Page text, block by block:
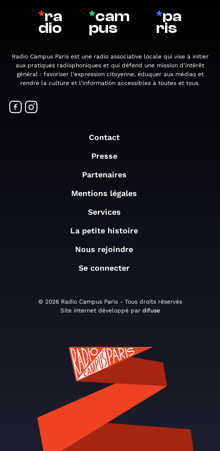
*ra
dio
*cam
pus
*pa
ris
Radio Campus Paris est une radio associative locale qui vise à initier
aux pratiques radiophoniques et qui défend une mission d'intérêt
général : favoriser l'expression citoyenne, éduquer aux médias et
rendre la culture et l'information accessibles à toutes et tous.
Contact
Presse
Partenaires
Mentions légales
Services
La petite histoire
Nous rejoindre
Se connecter
© 2026 Radio Campus Paris - Tous droits réservés
Site internet développé par difuse